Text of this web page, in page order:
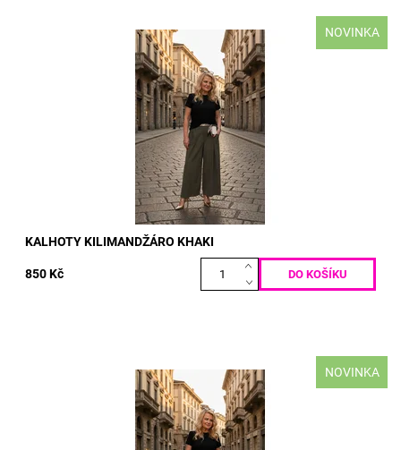
NOVINKA
materiál: PUNTO MILANO 50% BAVLNA 50% POLY-ELASTAN
VELIKOST: pas: 70 - 130 cm boky: max 130 cm délka: 100 cm
Skladem
KALHOTY KILIMANDŽÁRO KHAKI
850 Kč
NOVINKA
materiál: PUNTO MILANO 50% BAVLNA 50% POLY-ELASTAN
VELIKOST: pas: 70 - 130 cm boky: max 130 cm délka: 100 cm
Skladem